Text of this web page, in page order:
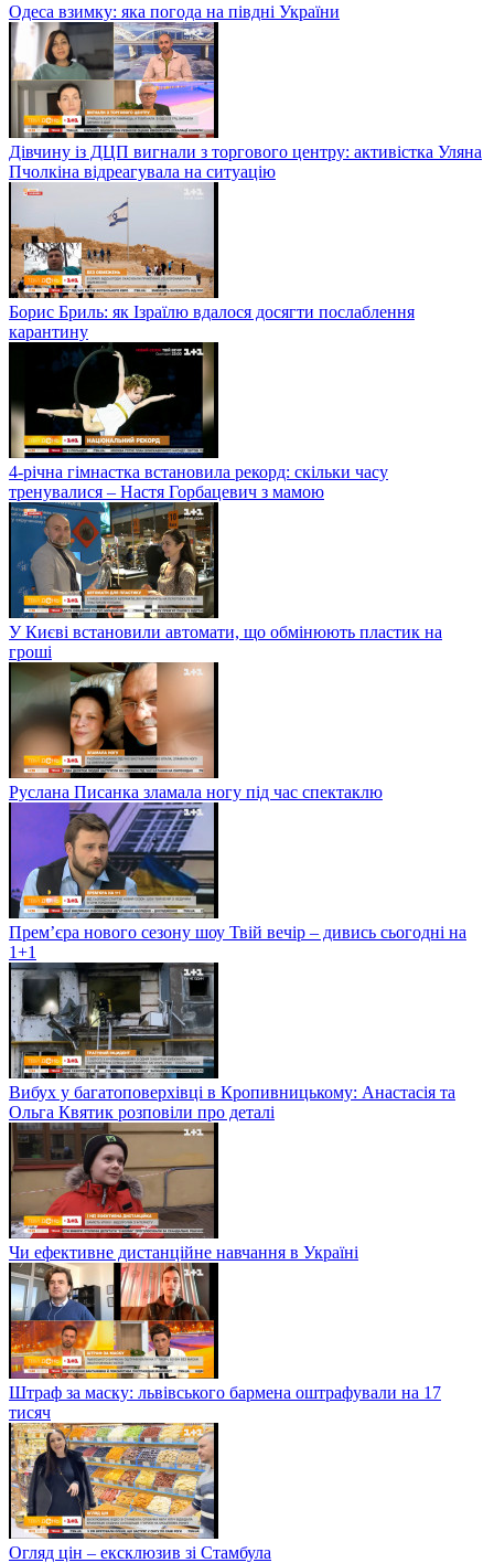
Одеса взимку: яка погода на півдні України
Дівчину із ДЦП вигнали з торгового центру: активістка Уляна
Пчолкіна відреагувала на ситуацію
Борис Бриль: як Ізраїлю вдалося досягти послаблення
карантину
4-річна гімнастка встановила рекорд: скільки часу
тренувалися – Настя Горбацевич з мамою
У Києві встановили автомати, що обмінюють пластик на
гроші
Руслана Писанка зламала ногу під час спектаклю
Прем’єра нового сезону шоу Твій вечір – дивись сьогодні на
1+1
Вибух у багатоповерхівці в Кропивницькому: Анастасія та
Ольга Квятик розповіли про деталі
Чи ефективне дистанційне навчання в Україні
Штраф за маску: львівського бармена оштрафували на 17
тисяч
Огляд цін – ексклюзив зі Стамбула